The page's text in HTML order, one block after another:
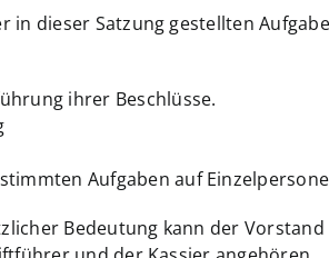
dieser Satzung gestellten
ihrer Beschlüsse.
Aufgaben auf
Bedeutung kann der